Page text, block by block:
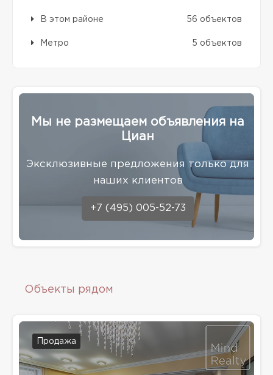
В этом районе 56 объектов
Метро 5 объектов
Мы не размещаем объявления на
Циан
Эксклюзивные предложения только для
наших клиентов
+7 (495) 005-52-73
Объекты рядом
Продажа